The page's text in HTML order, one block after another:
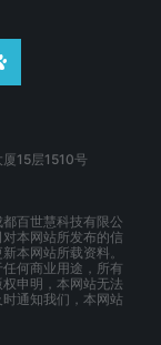
15层1510号
百世慧科技有限公
本网站所发布的信
本网站所载资料。
何商业用途，所有
申明，本网站无法
通知我们，本网站